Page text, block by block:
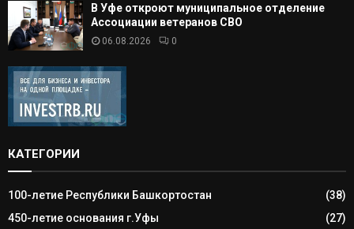
В Уфе откроют муниципальное отделение
Ассоциации ветеранов СВО
06.08.2026 0
КАТЕГОРИИ
100-летие Республики Башкортостан
(38)
450-летие основания г.Уфы
(27)